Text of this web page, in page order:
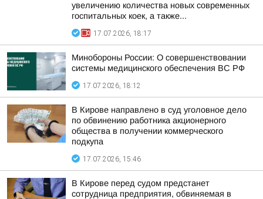
увеличению количества новых современных
госпитальных коек, а также...
17.07.2026, 18:17
Минобороны России: О совершенствовании
системы медицинского обеспечения ВС РФ
17.07.2026, 18:12
В Кирове направлено в суд уголовное дело
по обвинению работника акционерного
общества в получении коммерческого
подкупа
17.07.2026, 15:46
В Кирове перед судом предстанет
сотрудница предприятия, обвиняемая в